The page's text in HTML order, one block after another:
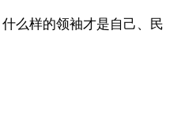
么样的领袖才是自己、民